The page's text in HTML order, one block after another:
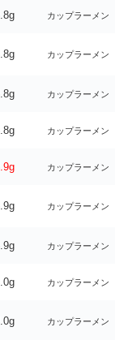
カップラーメン
カップラーメン
カップラーメン
カップラーメン
カップラーメン
カップラーメン
カップラーメン
カップラーメン
カップラーメン